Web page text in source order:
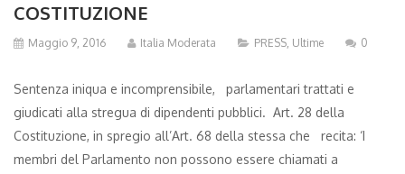
COSTITUZIONE
Maggio 9, 2016 Italia Moderata PRESS, Ultime 0
Sentenza iniqua e incomprensibile, parlamentari trattati e
giudicati alla stregua di dipendenti pubblici. Art. 28 della
Costituzione, in spregio all’Art. 68 della stessa che recita: ‘I
membri del Parlamento non possono essere chiamati a